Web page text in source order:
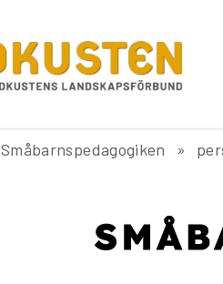
Småbarnspedagogiken